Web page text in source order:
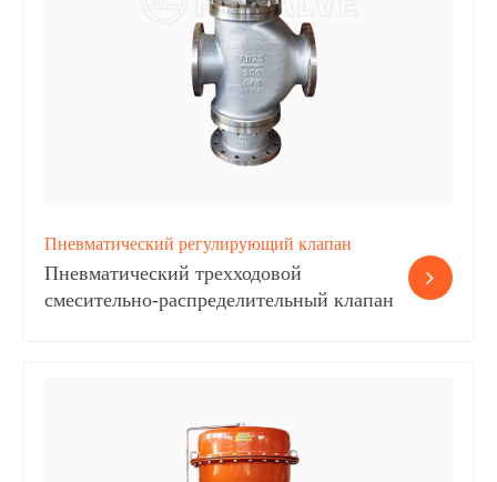
Пневматический регулирующий клапан
Пневматический трехходовой
смесительно-распределительный клапан